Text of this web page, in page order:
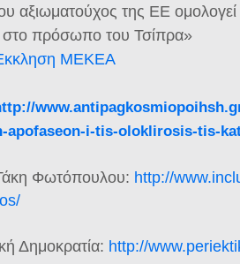
αξιωματούχος της ΕΕ
στο πρόσωπο του Τσίπρα»
ΜΕΚΕΑ
www.
apofaseon-i-tis-oloklirosis-tis-
Φωτόπουλου: http://www.
Δημοκρατία: http://www.